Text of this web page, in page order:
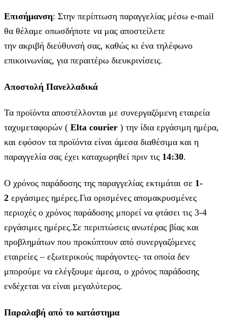
Επισήμανση: Στην περίπτωση παραγγελίας μέσω e-mail
θα θέλαμε οπωσδήποτε να μας αποστείλετε
την ακριβή διεύθυνσή σας, καθώς κι ένα τηλέφωνο
επικοινωνίας, για περαιτέρω διευκρινίσεις.
Αποστολή Πανελλαδικά
Τα προϊόντα αποστέλλονται με συνεργαζόμενη εταιρεία
ταχυμεταφορών ( Elta courier ) την ίδια εργάσιμη ημέρα,
και εφόσον τα προϊόντα είναι άμεσα διαθέσιμα και η
παραγγελία σας έχει καταχωρηθεί πριν τις 14:30.
Ο χρόνος παράδοσης της παραγγελίας εκτιμάται σε 1-
2 εργάσιμες ημέρες.Για ορισμένες απομακρυσμένες
περιοχές ο χρόνος παράδοσης μπορεί να φτάσει τις 3-4
εργάσιμες ημέρες.Σε περιπτώσεις ανωτέρας βίας και
προβλημάτων που προκύπτουν από συνεργαζόμενες
εταιρείες – εξωτερικούς παράγοντες- τα οποία δεν
μπορούμε να ελέγξουμε άμεσα, ο χρόνος παράδοσης
ενδέχεται να είναι μεγαλύτερος.
Παραλαβή από το κατάστημα